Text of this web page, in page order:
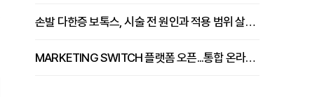
손발 다한증 보톡스, 시술 전 원인과 적용 범위 살펴야 [강윤일 원장 칼럼]
MARKETING SWITCH 플랫폼 오픈...통합 온라인 마케팅 서비스 확대